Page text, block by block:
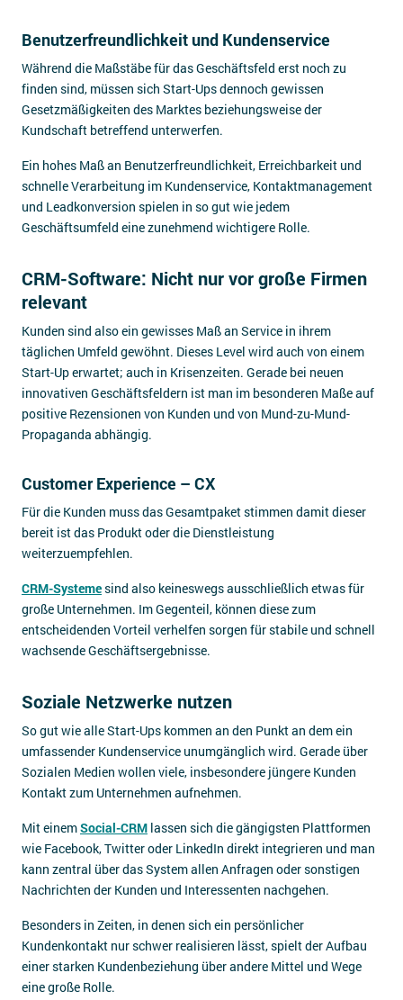
Benutzerfreundlichkeit und Kundenservice
Während die Maßstäbe für das Geschäftsfeld erst noch zu
finden sind, müssen sich Start-Ups dennoch gewissen
Gesetzmäßigkeiten des Marktes beziehungsweise der
Kundschaft betreffend unterwerfen.
Ein hohes Maß an Benutzerfreundlichkeit, Erreichbarkeit und
schnelle Verarbeitung im Kundenservice, Kontaktmanagement
und Leadkonversion spielen in so gut wie jedem
Geschäftsumfeld eine zunehmend wichtigere Rolle.
CRM-Software: Nicht nur vor große Firmen
relevant
Kunden sind also ein gewisses Maß an Service in ihrem
täglichen Umfeld gewöhnt. Dieses Level wird auch von einem
Start-Up erwartet; auch in Krisenzeiten. Gerade bei neuen
innovativen Geschäftsfeldern ist man im besonderen Maße auf
positive Rezensionen von Kunden und von Mund-zu-Mund-
Propaganda abhängig.
Customer Experience – CX
Für die Kunden muss das Gesamtpaket stimmen damit dieser
bereit ist das Produkt oder die Dienstleistung
weiterzuempfehlen.
CRM-Systemesind also keineswegs ausschließlich etwas für
große Unternehmen. Im Gegenteil, können diese zum
entscheidenden Vorteil verhelfen sorgen für stabile und schnell
wachsende Geschäftsergebnisse.
Soziale Netzwerke nutzen
So gut wie alle Start-Ups kommen an den Punkt an dem ein
umfassender Kundenservice unumgänglich wird. Gerade über
Sozialen Medien wollen viele, insbesondere jüngere Kunden
Kontakt zum Unternehmen aufnehmen.
Mit einemSocial-CRM lassen sich die gängigsten Plattformen
wie Facebook, Twitter oder LinkedIn direkt integrieren und man
kann zentral über das System allen Anfragen oder sonstigen
Nachrichten der Kunden und Interessenten nachgehen.
Besonders in Zeiten, in denen sich ein persönlicher
Kundenkontakt nur schwer realisieren lässt, spielt der Aufbau
einer starken Kundenbeziehung über andere Mittel und Wege
eine große Rolle.